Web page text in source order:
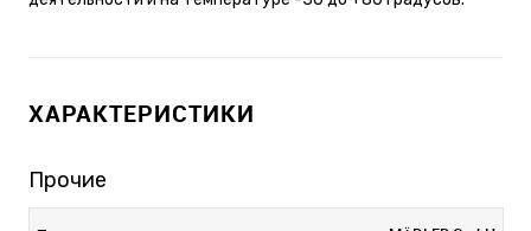
ХАРАКТЕРИСТИКИ
Прочие